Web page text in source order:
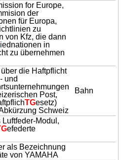
for Europe,
der
für Europa,
zu
von Kfz, die dann
liednationen in
zu übernehmen
die Haftpflicht
und
Post,
TGesetz)
Schweiz
Bahn
Modul,
efederte
als Bezeichnung
von YAMAHA